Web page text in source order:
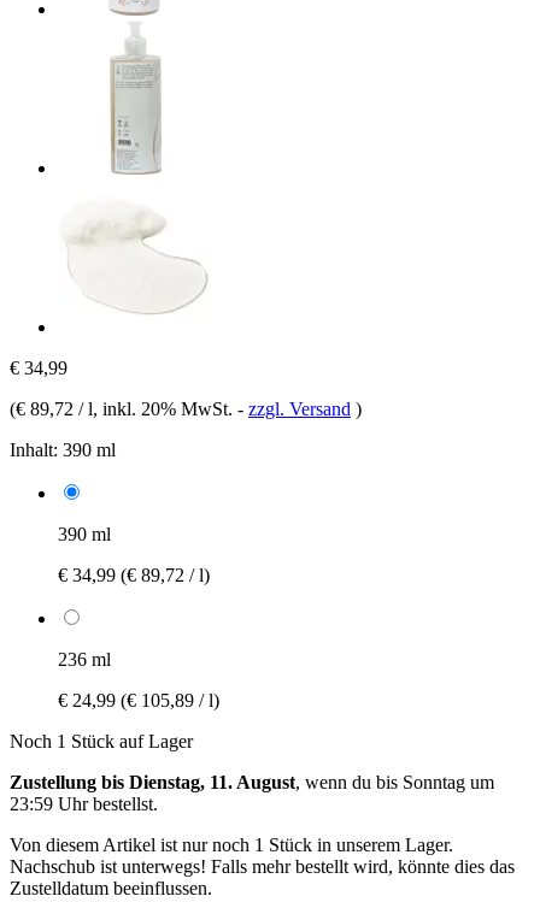
€ 34,99
(€ 89,72 / l, inkl. 20% MwSt. - zzgl. Versand )
Inhalt: 390 ml
390 ml
€ 34,99 (€ 89,72 / l)
236 ml
€ 24,99 (€ 105,89 / l)
Noch 1 Stück auf Lager
Zustellung bis Dienstag, 11. August, wenn du bis Sonntag um
23:59 Uhrbestellst.
Von diesem Artikel ist nur noch 1 Stück in unserem Lager.
Nachschub ist unterwegs! Falls mehr bestellt wird, könnte dies das
Zustelldatum beeinflussen.